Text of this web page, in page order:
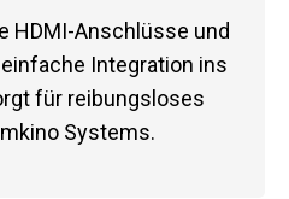
HDMI-Anschlüsse und
Integration ins
für reibungsloses
Systems.